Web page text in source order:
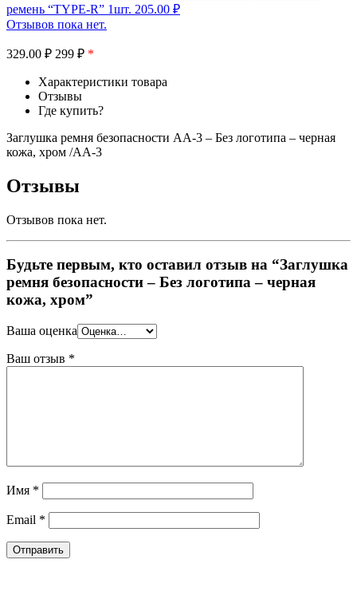
ремень “TYPE-R” 1шт. 205.00 ₽
Отзывов пока нет.
329.00 ₽ 299 ₽ *
Характеристики товара
Отзывы
Где купить?
Заглушка ремня безопасности АА-3 – Без логотипа – черная
кожа, хром /AA-3
Отзывы
Отзывов пока нет.
Будьте первым, кто оставил отзыв на “Заглушка
ремня безопасности – Без логотипа – черная
кожа, хром”
Ваша оценка
Ваш отзыв *
Имя *
Email *